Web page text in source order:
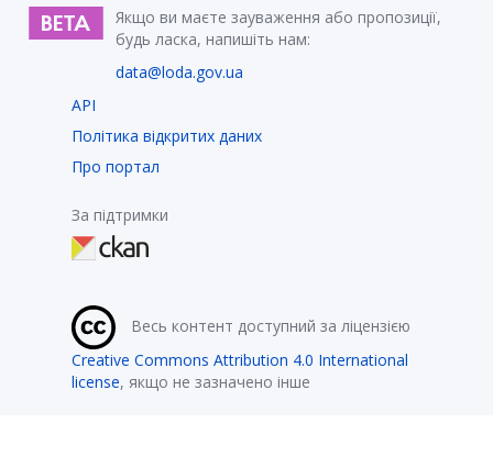
Якщо ви маєте зауваження або пропозиції,
будь ласка, напишіть нам:
data@loda.gov.ua
API
Політика відкритих даних
Про портал
За підтримки
Весь контент доступний за ліцензією
Creative Commons Attribution 4.0 International
license, якщо не зазначено інше